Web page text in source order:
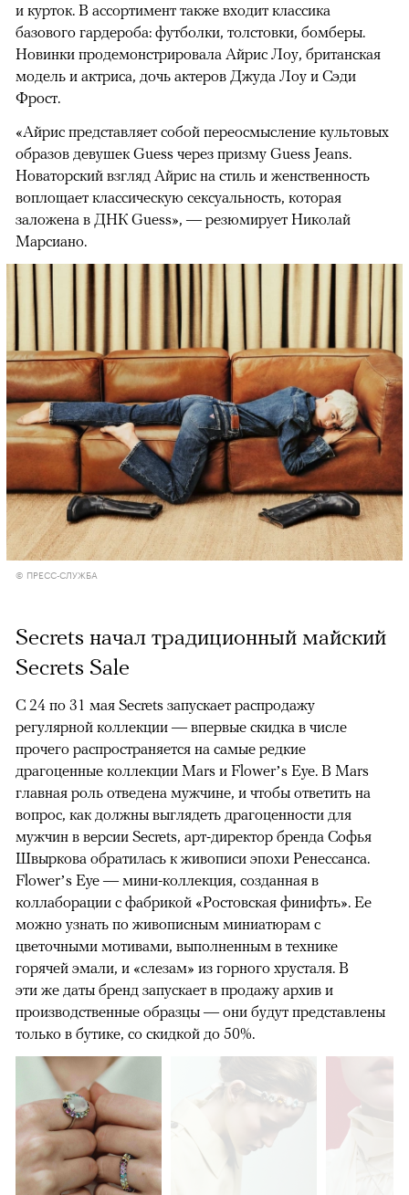
и курток. В ассортимент также входит классика
базового гардероба: футболки, толстовки, бомберы.
Новинки продемонстрировала Айрис Лоу, британская
модель и актриса, дочь актеров Джуда Лоу и Сэди
Фрост.
«Айрис представляет собой переосмысление культовых
образов девушек Guess через призму Guess Jeans.
Новаторский взгляд Айрис на стиль и женственность
воплощает классическую сексуальность, которая
заложена в ДНК Guess», — резюмирует Николай
Марсиано.
© ПРЕСС-СЛУЖБА
Secrets начал традиционный майский
Secrets Sale
С 24 по 31 мая Secrets запускает распродажу
регулярной коллекции — впервые скидка в числе
прочего распространяется на самые редкие
драгоценные коллекции Mars и Flower’s Eye. В Mars
главная роль отведена мужчине, и чтобы ответить на
вопрос, как должны выглядеть драгоценности для
мужчин в версии Secrets, арт-директор бренда Софья
Швыркова обратилась к живописи эпохи Ренессанса.
Flower’s Eye — мини-коллекция, созданная в
коллаборации с фабрикой «Ростовская финифть». Ее
можно узнать по живописным миниатюрам с
цветочными мотивами, выполненным в технике
горячей эмали, и «слезам» из горного хрусталя. В
эти же даты бренд запускает в продажу архив и
производственные образцы — они будут представлены
только в бутике, со скидкой до 50%.